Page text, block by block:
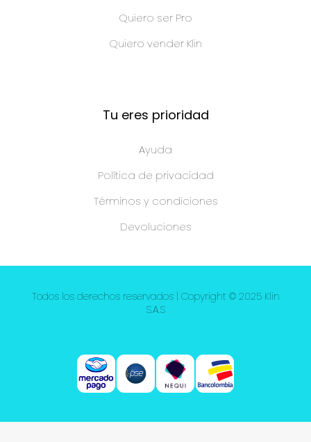
Quiero ser Pro
Quiero vender Klin
Tu eres prioridad
Ayuda
Política de privacidad
Términos y condiciones
Devoluciones
Todos los derechos reservados | Copyright © 2025 Klin
S.A.S